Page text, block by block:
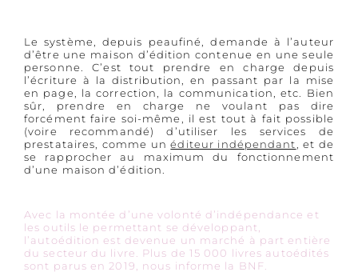
Le système, depuis peaufiné, demande à l’auteur
d’être une maison d’édition contenue en une seule
personne. C’est tout prendre en charge depuis
l’écriture à la distribution, en passant par la mise
en page, la correction, la communication, etc. Bien
sûr, prendre en charge ne voulant pas dire
forcément faire soi-même, il est tout à fait possible
(voire recommandé) d’utiliser les services de
prestataires, comme unéditeur indépendant , et de
se rapprocher au maximum du fonctionnement
d’une maison d’édition.
Avec la montée d’une volonté d’indépendance et
les outils le permettant se développant,
l’autoédition est devenue un marché à part entière
du secteur du livre. Plus de 15 000 livres autoédités
sont parus en 2019, nous informe la BNF.